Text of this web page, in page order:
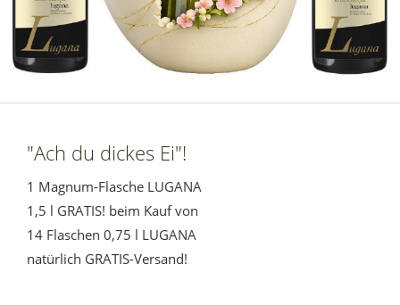
"Ach du dickes Ei"!
1 Magnum-Flasche LUGANA
1,5 l GRATIS! beim Kauf von
14 Flaschen 0,75 l LUGANA
natürlich GRATIS-Versand!